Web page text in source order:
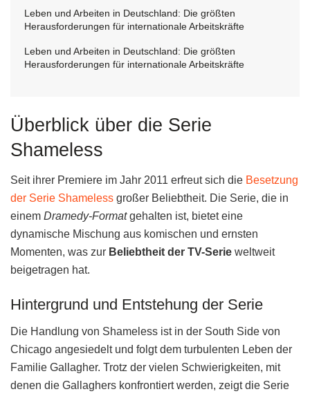
Leben und Arbeiten in Deutschland: Die größten
Herausforderungen für internationale Arbeitskräfte
Leben und Arbeiten in Deutschland: Die größten
Herausforderungen für internationale Arbeitskräfte
Überblick über die Serie
Shameless
Seit ihrer Premiere im Jahr 2011 erfreut sich die Besetzung
der Serie Shameless großer Beliebtheit. Die Serie, die in
einem Dramedy-Formatgehalten ist, bietet eine
dynamische Mischung aus komischen und ernsten
Momenten, was zur Beliebtheit der TV-Serie weltweit
beigetragen hat.
Hintergrund und Entstehung der Serie
Die Handlung von Shameless ist in der South Side von
Chicago angesiedelt und folgt dem turbulenten Leben der
Familie Gallagher. Trotz der vielen Schwierigkeiten, mit
denen die Gallaghers konfrontiert werden, zeigt die Serie